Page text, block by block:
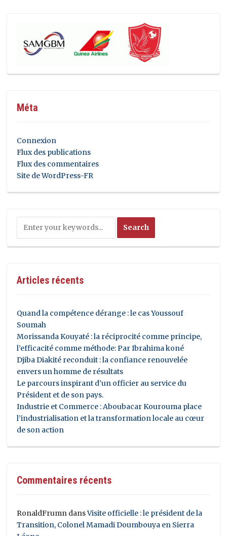
Méta
Connexion
Flux des publications
Flux des commentaires
Site de WordPress-FR
Articles récents
Quand la compétence dérange : le cas Youssouf
Soumah
Morissanda Kouyaté : la réciprocité comme principe,
l’efficacité comme méthode: Par Ibrahima koné
Djiba Diakité reconduit : la confiance renouvelée
envers un homme de résultats
Le parcours inspirant d’un officier au service du
Président et de son pays.
Industrie et Commerce : Aboubacar Kourouma place
l’industrialisation et la transformation locale au cœur
de son action
Commentaires récents
RonaldFrumn dansVisite officielle : le président de la
Transition, Colonel Mamadi Doumbouya en Sierra